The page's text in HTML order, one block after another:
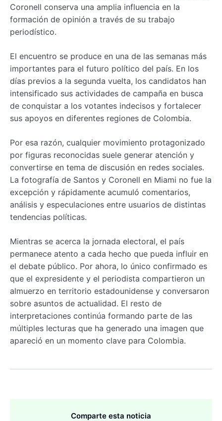
Coronell conserva una amplia influencia en la
formación de opinión a través de su trabajo
periodístico.
El encuentro se produce en una de las semanas más
importantes para el futuro político del país. En los
días previos a la segunda vuelta, los candidatos han
intensificado sus actividades de campaña en busca
de conquistar a los votantes indecisos y fortalecer
sus apoyos en diferentes regiones de Colombia.
Por esa razón, cualquier movimiento protagonizado
por figuras reconocidas suele generar atención y
convertirse en tema de discusión en redes sociales.
La fotografía de Santos y Coronell en Miami no fue la
excepción y rápidamente acumuló comentarios,
análisis y especulaciones entre usuarios de distintas
tendencias políticas.
Mientras se acerca la jornada electoral, el país
permanece atento a cada hecho que pueda influir en
el debate público. Por ahora, lo único confirmado es
que el expresidente y el periodista compartieron un
almuerzo en territorio estadounidense y conversaron
sobre asuntos de actualidad. El resto de
interpretaciones continúa formando parte de las
múltiples lecturas que ha generado una imagen que
apareció en un momento clave para Colombia.
Comparte esta noticia